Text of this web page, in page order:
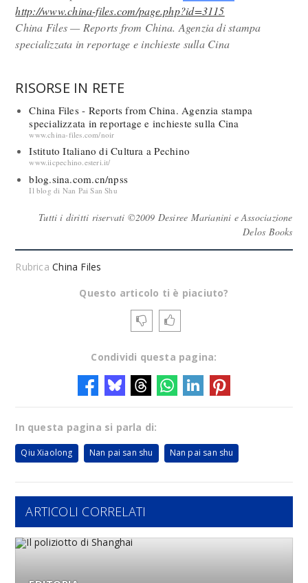
http://www.china-files.com/page.php?id=3115
China Files — Reports from China. Agenzia di stampa
specializzata in reportage e inchieste sulla Cina
RISORSE IN RETE
China Files - Reports from China. Agenzia stampa
specializzata in reportage e inchieste sulla Cina
www.china-files.com/noir
Istituto Italiano di Cultura a Pechino
www.iicpechino.esteri.it/
blog.sina.com.cn/npss
Il blog di Nan Pai San Shu
Tutti i diritti riservati ©2009 Desiree Marianini e Associazione
Delos Books
RubricaChina Files
Questo articolo ti è piaciuto?
Condividi questa pagina:
In questa pagina si parla di:
Qiu Xiaolong Nan pai san shu Nan pai san shu
ARTICOLI CORRELATI